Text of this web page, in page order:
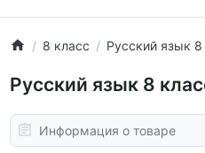
8 класс Русский язык 8
Русский язык 8
Информация о товаре